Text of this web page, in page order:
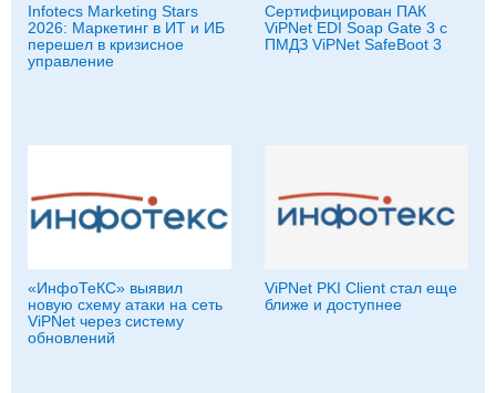
Infotecs Marketing Stars
2026: Маркетинг в ИТ и ИБ
перешел в кризисное
управление
Сертифицирован ПАК
ViPNet EDI Soap Gate 3 с
ПМДЗ ViPNet SafeBoot 3
«ИнфоТеКС» выявил
новую схему атаки на сеть
ViPNet через систему
обновлений
ViPNet PKI Client стал еще
ближе и доступнее